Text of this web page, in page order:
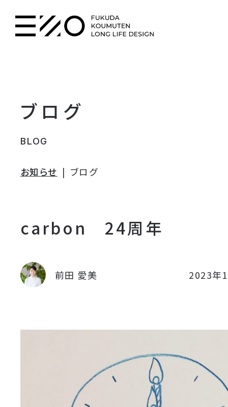
ブログ
BLOG
お知らせ ブログ
carbon 24周年
2023年
前田 愛美